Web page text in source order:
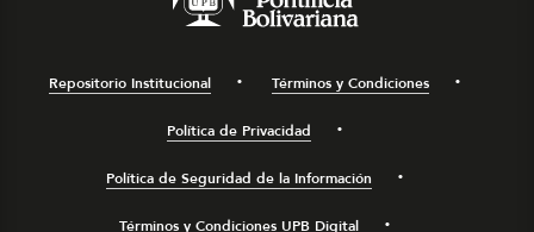
Repositorio Institucional Términos y Condiciones
Política de Privacidad
Política de Seguridad de la Información
Términos y Condiciones UPB Digital